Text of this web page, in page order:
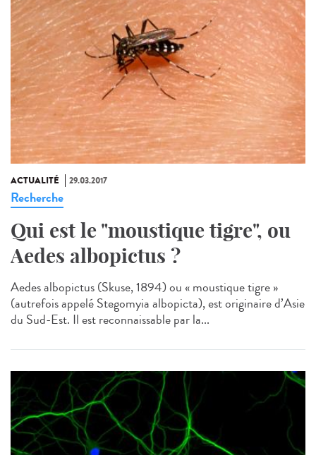
ACTUALITÉ 29.03.2017
Recherche
Qui est le "moustique tigre", ou
Aedes albopictus ?
Aedes albopictus (Skuse, 1894) ou « moustique tigre »
(autrefois appelé Stegomyia albopicta), est originaire d’Asie
du Sud-Est. Il est reconnaissable par la...